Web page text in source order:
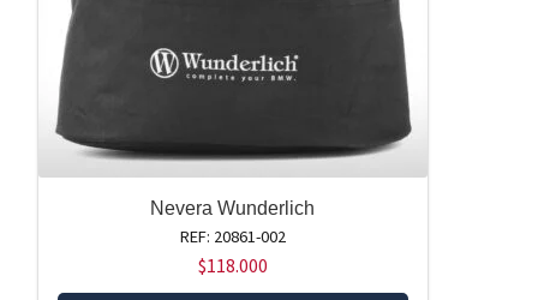
Nevera Wunderlich
REF: 20861-002
$118.000